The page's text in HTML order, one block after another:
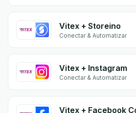
Vitex + Storeino
Conectar & Automatizar
Vitex + Instagram
Conectar & Automatizar
Vitex + Facebook